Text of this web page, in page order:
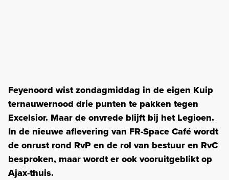
Feyenoord wist zondagmiddag in de eigen Kuip
ternauwernood drie punten te pakken tegen
Excelsior. Maar de onvrede blijft bij het Legioen.
In de nieuwe aflevering van FR-Space Café wordt
de onrust rond RvP en de rol van bestuur en RvC
besproken, maar wordt er ook vooruitgeblikt op
Ajax-thuis.